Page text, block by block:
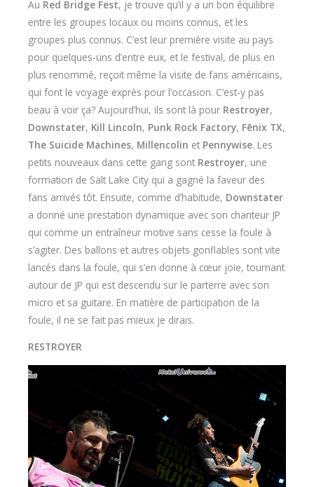
Au Red Bridge Fest , je trouve qu’il y a un bon équilibre
entre les groupes locaux ou moins connus, et les
groupes plus connus. C’est leur première visite au pays
pour quelques-uns d’entre eux, et le festival, de plus en
plus renommé, reçoit même la visite de fans américains,
qui font le voyage exprès pour l’occasion. C’est-y pas
beau à voir ça? Aujourd’hui, ils sont là pour Restroyer
Downstater Kill Lincoln Punk Rock Factory Fēnix TX
The Suicide Machines Millencolin et Pennywise . Les
petits nouveaux dans cette gang sont Restroyer , une
formation de Salt Lake City qui a gagné la faveur des
fans arrivés tôt. Ensuite, comme d’habitude, Downstater
a donné une prestation dynamique avec son chanteur JP
qui comme un entraîneur motive sans cesse la foule à
s’agiter. Des ballons et autres objets gonflables sont vite
lancés dans la foule, qui s’en donne à cœur joie, tournant
autour de JP qui est descendu sur le parterre avec son
micro et sa guitare. En matière de participation de la
foule, il ne se fait pas mieux je dirais.
RESTROYER